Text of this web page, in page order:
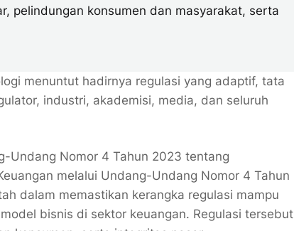
pelindungan konsumen dan masyarakat, serta
menuntut hadirnya regulasi yang adaptif, tata
industri, akademisi, media, dan seluruh
Undang Nomor 4 Tahun 2023 tentang
melalui Undang-Undang Nomor 4 Tahun
dalam memastikan kerangka regulasi mampu
bisnis di sektor keuangan. Regulasi tersebut